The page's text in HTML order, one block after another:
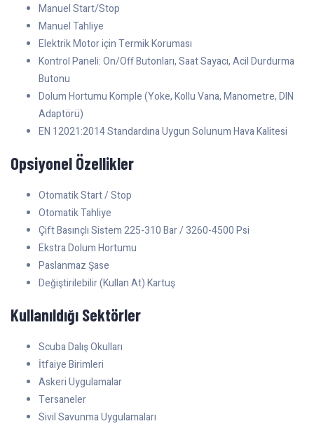
Manuel Start/Stop
Manuel Tahliye
Elektrik Motor için Termik Koruması
Kontrol Paneli: On/Off Butonları, Saat Sayacı, Acil Durdurma
Butonu
Dolum Hortumu Komple (Yoke, Kollu Vana, Manometre, DIN
Adaptörü)
EN 12021:2014 Standardına Uygun Solunum Hava Kalitesi
Opsiyonel Özellikler
Otomatik Start / Stop
Otomatik Tahliye
Çift Basınçlı Sistem 225-310 Bar / 3260-4500 Psi
Ekstra Dolum Hortumu
Paslanmaz Şase
Değiştirilebilir (Kullan At) Kartuş
Kullanıldığı Sektörler
Scuba Dalış Okulları
İtfaiye Birimleri
Askeri Uygulamalar
Tersaneler
Sivil Savunma Uygulamaları